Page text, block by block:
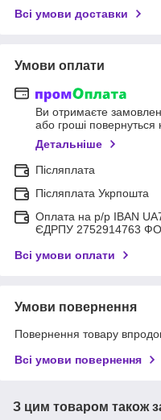
Всі умови доставки
Умови оплати
Ви отримаєте
або гроші повернуться
Детальніше
Післяплата
Післяплата Укрпошта
Оплата на р/р IBAN
ЄДРПУ 2752914763 ФОП
Всі умови оплати
Умови повернення
Повернення товару
Всі умови повернення
З цим товаром також